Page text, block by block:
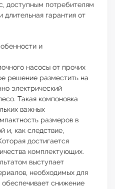
доступным потребителям
длительная гарантия от
и
насосы от прочих
решение разместить на
электрический
Такая компоновка
важных
размеров в
и, как следствие,
достигается
комплектующих.
выступает
необходимых для
обеспечивает снижение